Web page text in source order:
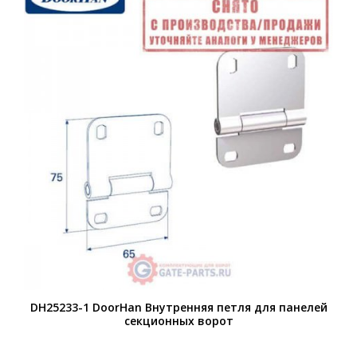
DH25233-1 DoorHan Внутренняя петля для панелей
секционных ворот